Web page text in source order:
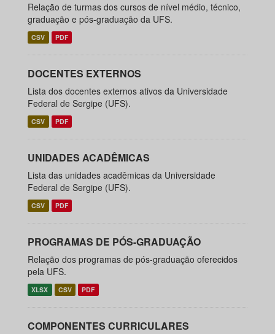
Relação de turmas dos cursos de nível médio, técnico,
graduação e pós-graduação da UFS.
CSV PDF
DOCENTES EXTERNOS
Lista dos docentes externos ativos da Universidade
Federal de Sergipe (UFS).
CSV PDF
UNIDADES ACADÊMICAS
Lista das unidades acadêmicas da Universidade
Federal de Sergipe (UFS).
CSV PDF
PROGRAMAS DE PÓS-GRADUAÇÃO
Relação dos programas de pós-graduação oferecidos
pela UFS.
XLSX CSV PDF
COMPONENTES CURRICULARES